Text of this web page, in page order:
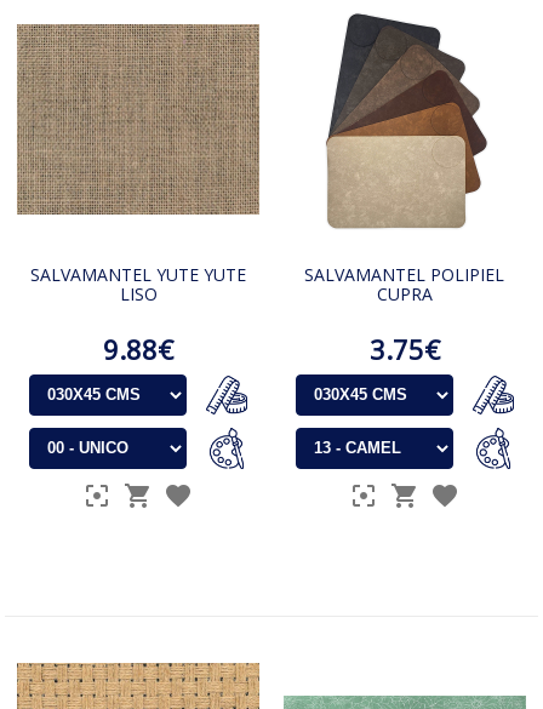
SALVAMANTEL YUTE YUTE
LISO
9.88€
SALVAMANTEL POLIPIEL
CUPRA
3.75€